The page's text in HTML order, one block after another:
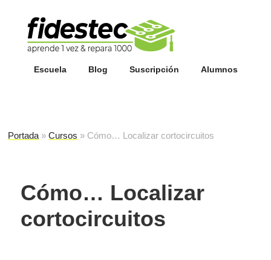
Escuela Blog Suscripción Alumnos
Portada »Cursos » Cómo… Localizar cortocircuitos
Cómo… Localizar
cortocircuitos